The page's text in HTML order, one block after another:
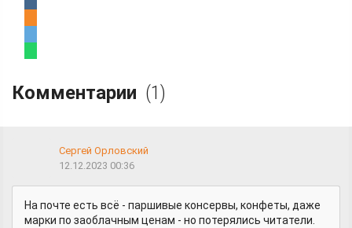
Комментарии (1)
Сергей Орловский
12.12.2023 00:36
На почте есть всё - паршивые консервы, конфеты, даже
марки по заоблачным ценам - но потерялись читатели.